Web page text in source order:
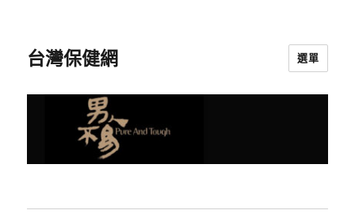
台灣保健網 選單